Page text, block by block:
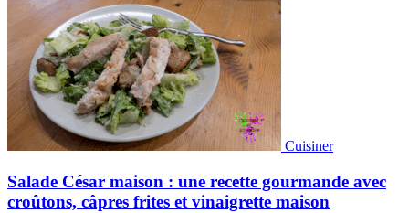
Cuisiner
Salade César maison : une recette gourmande avec
croûtons, câpres frites et vinaigrette maison